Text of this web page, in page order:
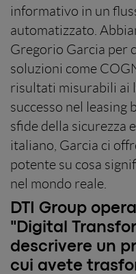
informativo in un
automatizzato.
Gregorio Garcia per
soluzioni come
risultati misurabili ai
successo nel leasing
sfide della sicurezza
italiano, Garcia ci
potente su cosa
nel mondo reale.
DTI Group
"Digital
descrivere un
cui avete